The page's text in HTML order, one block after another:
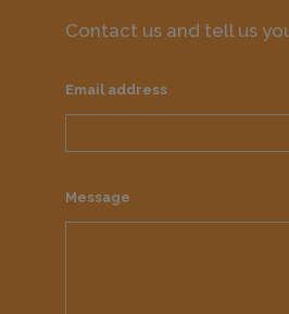
Contact us and tell us
Email address
Message